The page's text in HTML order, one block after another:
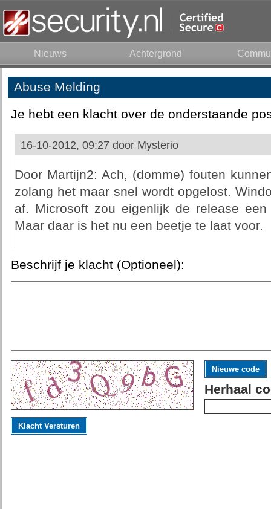
Nieuws Achtergrond
Abuse Melding
Je hebt een klacht over de onderstaande
16-10-2012, 09:27 door Mysterio
Door Martijn2: Ach, (domme) fouten
zolang het maar snel wordt opgelost.
af. Microsoft zou eigenlijk de release
Maar daar is het nu een beetje te laat voor.
Beschrijf je klacht (Optioneel):
Nieuwe code
Herhaal
Klacht Versturen